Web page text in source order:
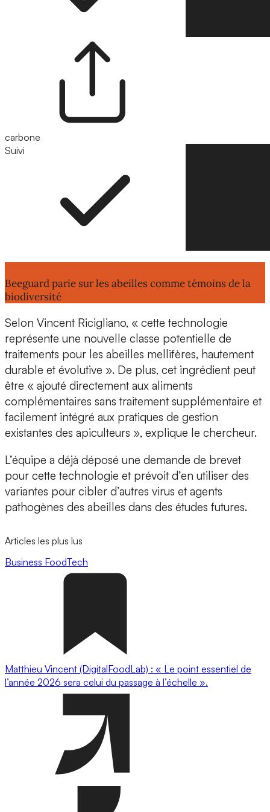
carbone
Suivi
Beeguard parie sur les abeilles comme témoins de la
biodiversité
Selon Vincent Ricigliano, « cette technologie
représente une nouvelle classe potentielle de
traitements pour les abeilles mellifères, hautement
durable et évolutive ». De plus, cet ingrédient peut
être « ajouté directement aux aliments
complémentaires sans traitement supplémentaire et
facilement intégré aux pratiques de gestion
existantes des apiculteurs », explique le chercheur.
L’équipe a déjà déposé une demande de brevet
pour cette technologie et prévoit d’en utiliser des
variantes pour cibler d’autres virus et agents
pathogènes des abeilles dans des études futures.
Articles les plus lus
Business FoodTech
Matthieu Vincent (DigitalFoodLab) : « Le point essentiel de
l’année 2026 sera celui du passage à l’échelle ».